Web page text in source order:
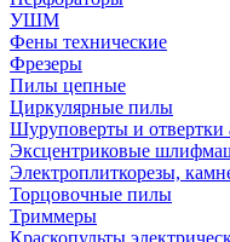
УШМ
Фены технические
Фрезеры
Пилы цепные
Циркулярные пилы
Шуруповерты и отвертки
Эксцентриковые
Электроплиткорезы,
Торцовочные пилы
Триммеры
Краскопульты